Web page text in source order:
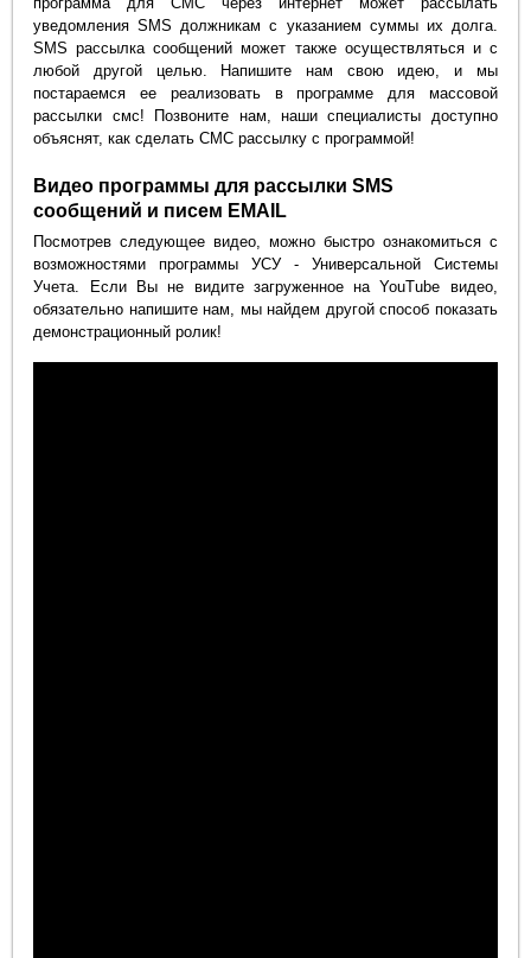
уведомления SMS должникам с указанием суммы их долга.
SMS рассылка сообщений может также осуществляться и с
любой другой целью. Напишите нам свою идею, и мы
постараемся ее реализовать в программе для массовой
рассылки смс! Позвоните нам, наши специалисты доступно
объяснят, как сделать СМС рассылку с программой!
Видео программы для рассылки SMS
сообщений и писем EMAIL
Посмотрев следующее видео, можно быстро ознакомиться с
возможностями программы УСУ - Универсальной Системы
Учета. Если Вы не видите загруженное на YouTube видео,
обязательно напишите нам, мы найдем другой способ показать
демонстрационный ролик!